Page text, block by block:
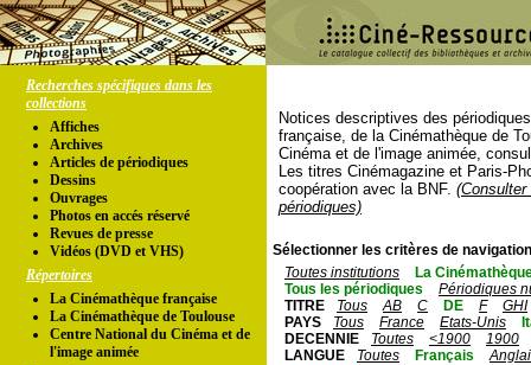
Recherches spécifiques dans les
collections
Affiches
Archives
Articles de périodiques
Dessins
Ouvrages
Photos en accés réservé
Revues de presse
Vidéos (DVD et VHS)
Répertoires
La Cinémathèque française
La Cinémathèque de Toulouse
Centre National du Cinéma et de
l'image animée
Notices descriptives des
française, de la Cinémathèque de
Cinéma et de l'image animée,
Les titres Cinémagazine et Paris-
coopération avec la BNF.
périodiques)
Sélectionner les critères de
Toutes institutions
La
Tous les périodiques
Périodiques
TITRE
Tous AB C DE F
GHI
PAYS
Tous France Etats-Unis
DECENNIE
Toutes <1900
1900
LANGUE
Toutes Français